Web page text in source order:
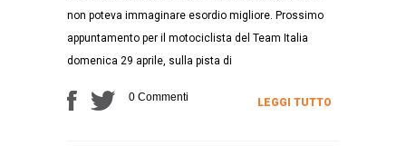
non poteva immaginare esordio migliore. Prossimo
appuntamento per il motociclista del Team Italia
domenica 29 aprile, sulla pista di
0 Commenti LEGGI TUTTO